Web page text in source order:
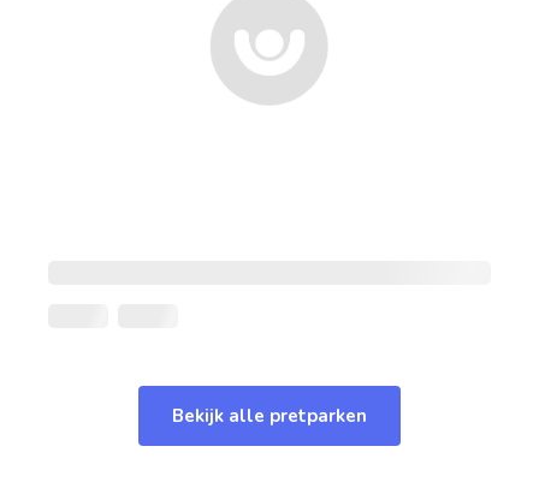
Bekijk alle pretparken